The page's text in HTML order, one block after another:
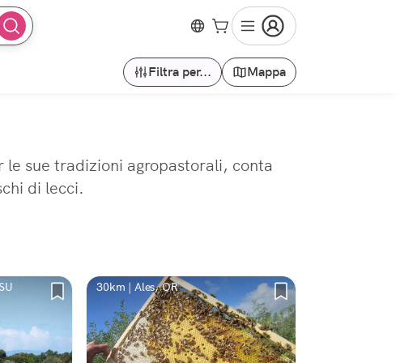
Filtra per... Mappa
le sue tradizioni agropastorali, conta
di lecci.
30km | Ales, OR